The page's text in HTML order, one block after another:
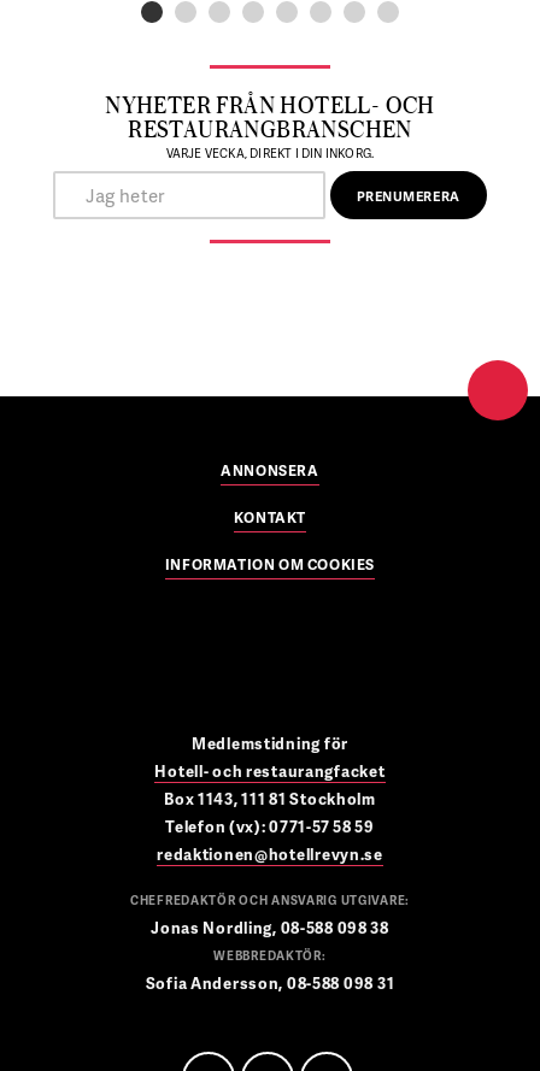
NYHETER FRÅN HOTELL- OCH
RESTAURANGBRANSCHEN
VARJE VECKA, DIREKT I DIN INKORG.
ANNONSERA
KONTAKT
INFORMATION OM COOKIES
Medlemstidning för
Hotell- och restaurangfacket
Box 1143, 111 81 Stockholm
Telefon (vx): 0771-57 58 59
redaktionen@hotellrevyn.se
CHEFREDAKTÖR OCH ANSVARIG UTGIVARE:
Jonas Nordling, 08-588 098 38
WEBBREDAKTÖR:
Sofia Andersson, 08-588 098 31